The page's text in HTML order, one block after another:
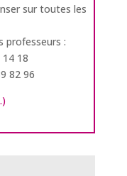
sur toutes les
professeurs :
18
82 96